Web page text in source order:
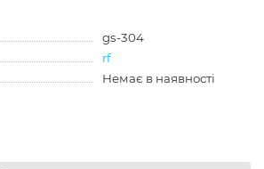
gs-304
rf
Немає в наявності